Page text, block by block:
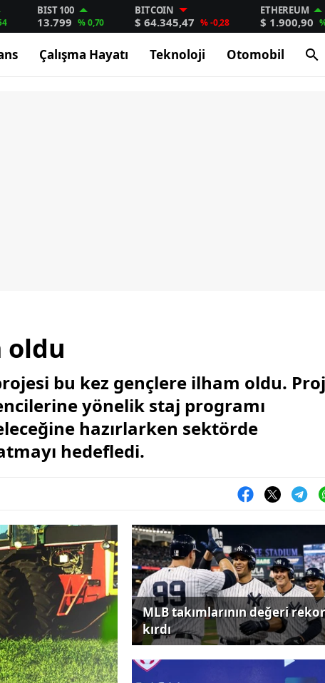
BIST 100
13.799 % 0,70
BITCOIN
$ 64.345,47 % -0,28
ETHEREUM
$ 1.900,90
Çalışma Hayatı Teknoloji Otomobil
oldu
projesi bu kez gençlere ilham oldu.
yönelik staj programı
hazırlarken sektörde
hedefledi.
MLB takımlarının değeri rekor
kırdı